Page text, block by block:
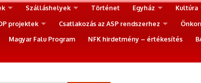
Szálláshelyek Történet Egyház Kultúra
projektek Csatlakozás az ASP rendszerhez
Magyar Falu Program NFK hirdetmény – értékesítés